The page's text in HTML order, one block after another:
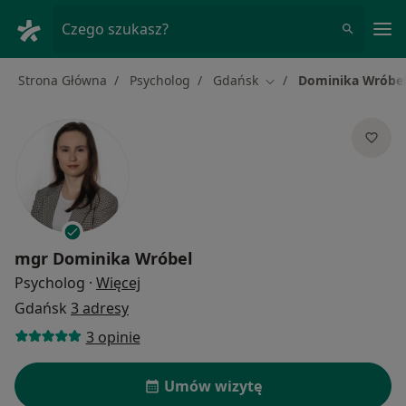
Czego szukasz?
Strona Główna Psycholog Gdańsk Zmień miasto
Dominika Wróbel
mgr Dominika Wróbel
Psycholog · Więcej
Gdańsk 3 adresy
3 opinie
Umów wizytę